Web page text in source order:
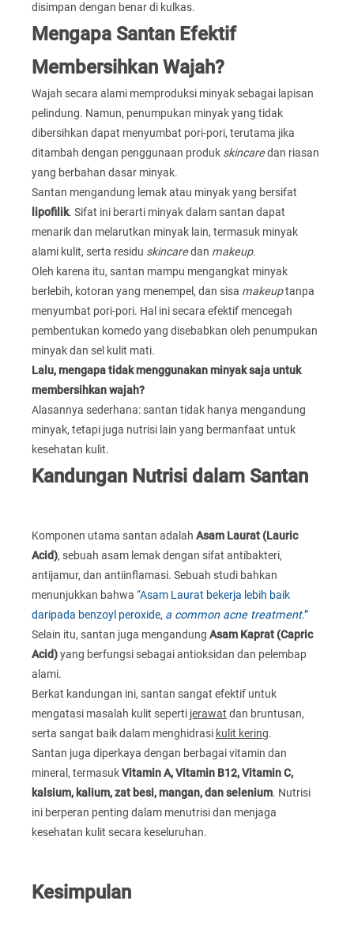
disimpan dengan benar di kulkas.
Mengapa Santan Efektif
Membersihkan Wajah?
Wajah secara alami memproduksi minyak sebagai lapisan
pelindung. Namun, penumpukan minyak yang tidak
dibersihkan dapat menyumbat pori-pori, terutama jika
ditambah dengan penggunaan produk skincaredan riasan
yang berbahan dasar minyak.
Santan mengandung lemak atau minyak yang bersifat
lipofilik. Sifat ini berarti minyak dalam santan dapat
menarik dan melarutkan minyak lain, termasuk minyak
alami kulit, serta residu skincaredan makeup.
Oleh karena itu, santan mampu mengangkat minyak
berlebih, kotoran yang menempel, dan sisa makeuptanpa
menyumbat pori-pori. Hal ini secara efektif mencegah
pembentukan komedo yang disebabkan oleh penumpukan
minyak dan sel kulit mati.
Lalu, mengapa tidak menggunakan minyak saja untuk
membersihkan wajah?
Alasannya sederhana: santan tidak hanya mengandung
minyak, tetapi juga nutrisi lain yang bermanfaat untuk
kesehatan kulit.
Kandungan Nutrisi dalam Santan
Komponen utama santan adalah Asam Laurat (Lauric
Acid), sebuah asam lemak dengan sifat antibakteri,
antijamur, dan antiinflamasi. Sebuah studi bahkan
menunjukkan bahwa “Asam Laurat bekerja lebih baik
daripada benzoyl peroxide, a common acne treatment.”
Selain itu, santan juga mengandung Asam Kaprat (Capric
Acid)yang berfungsi sebagai antioksidan dan pelembap
alami.
Berkat kandungan ini, santan sangat efektif untuk
mengatasi masalah kulit seperti jerawat dan bruntusan,
serta sangat baik dalam menghidrasi kulit kering.
Santan juga diperkaya dengan berbagai vitamin dan
mineral, termasukVitamin A, Vitamin B12, Vitamin C,
kalsium, kalium, zat besi, mangan, dan selenium. Nutrisi
ini berperan penting dalam menutrisi dan menjaga
kesehatan kulit secara keseluruhan.
Kesimpulan